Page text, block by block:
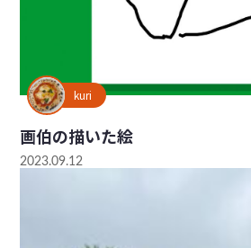
kuri
画伯の描いた絵
2023.09.12